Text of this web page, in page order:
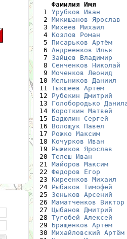
Фамилия Имя
1 Урубков Иван
  2
Микишанов Ярослав
  3
Михеев Михаил
  4
Козлов Роман
  5
Писарьков Артём
  6
Андреенков Илья
  7
Зайцев Владимир
  8
Сенченков Николай
  9
Моченков Леонид
10 Мельников Даниил
11 Тыкшеев Артём
12 Рубекин Дмитрий
13 Голобородько
14 Короткин Матвей
15 Бадюлин Сергей
16 Волощук Павел
17 Рожко Максим
18 Кочурков Иван
19 Рыжиков Ярослав
20 Телеш Иван
21 Майоров Максим
22 Федоров Егор
23 Киреенков Михаил
24 Рыбаков Тимофей
25 Зеньков Арсений
26 Маматченков Виктор
27 Цыбанов Дмитрий
28 Тугобей Алексей
29 Бращенков Артём
30 Михайловский Артём